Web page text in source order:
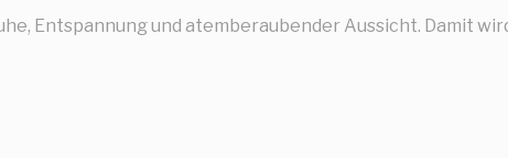
Entspannung und atemberaubender Aussicht. Damit